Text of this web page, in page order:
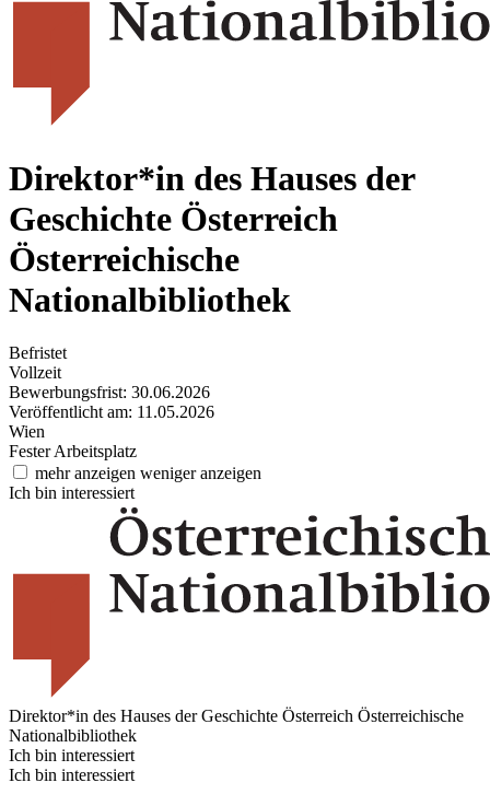
Direktor*in des Hauses der
Geschichte Österreich
Österreichische
Nationalbibliothek
Befristet
Vollzeit
Bewerbungsfrist: 30.06.2026
Veröffentlicht am: 11.05.2026
Wien
Fester Arbeitsplatz
mehr anzeigen weniger anzeigen
Ich bin interessiert
Direktor*in des Hauses der Geschichte Österreich Österreichische
Nationalbibliothek
Ich bin interessiert
Ich bin interessiert